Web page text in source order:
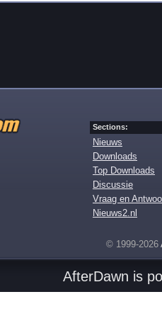
Sections:
Nieuws
Downloads
Top Downloads
Discussie
Vraag en
Nieuws2.nl
© 1999-2026
AfterDawn is